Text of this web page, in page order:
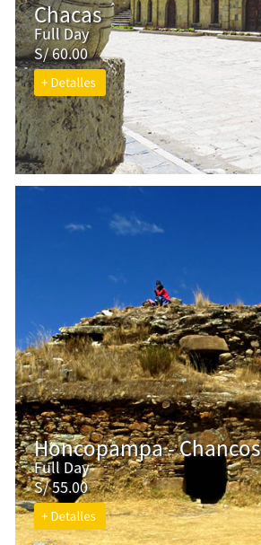
Chacas
Full Day
S/ 60.00
Honcopampa - Chancos
Full Day
S/ 55.00